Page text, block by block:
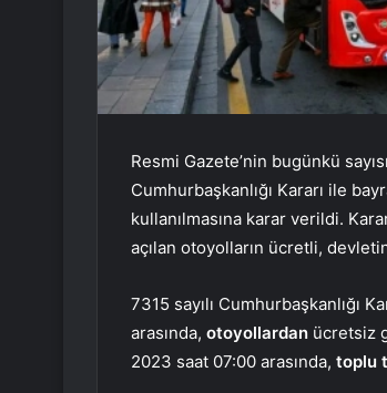
Resmi Gazete’nin bugünkü
Cumhurbaşkanlığı Kararı ile
kullanılmasına karar verildi.
açılan otoyolların ücretli,
7315 sayılı Cumhurbaşkanlığı
arasında, otoyollardan ücretsiz
2023 saat 07:00 arasında, toplu